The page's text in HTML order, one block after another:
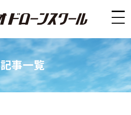
記事一覧